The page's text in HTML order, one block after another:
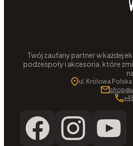
Twój zaufany partner w każdej
podzespoły i akcesoria, które
ul. Królowa